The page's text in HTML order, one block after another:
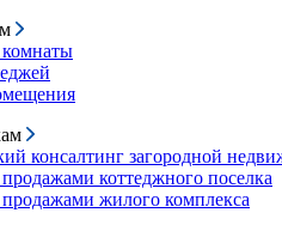
консалтинг загородной
коттеджного поселка
жилого комплекса